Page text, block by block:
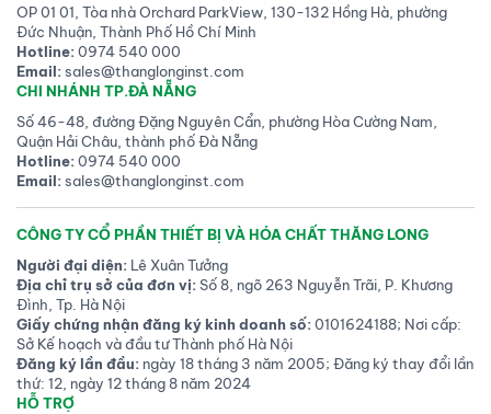
OP 01 01, Tòa nhà Orchard ParkView, 130-132 Hồng Hà, phường
Đức Nhuận, Thành Phố Hồ Chí Minh
Hotline:0974 540 000
Email:sales@thanglonginst.com
CHI NHÁNH TP.ĐÀ NẴNG
Số 46-48, đường Đặng Nguyên Cẩn, phường Hòa Cường Nam,
Quận Hải Châu, thành phố Đà Nẵng
Hotline:0974 540 000
Email:sales@thanglonginst.com
CÔNG TY CỔ PHẦN THIẾT BỊ VÀ HÓA CHẤT THĂNG LONG
Người đại diện: Lê Xuân Tưởng
Địa chỉ trụ sở của đơn vị:Số 8, ngõ 263 Nguyễn Trãi, P. Khương
Đình, Tp. Hà Nội
Giấy chứng nhận đăng ký kinh doanh số:0101624188; Nơi cấp:
Sở Kế hoạch và đầu tư Thành phố Hà Nội
Đăng ký lần đầu: ngày 18 tháng 3 năm 2005; Đăng ký thay đổi lần
thứ: 12, ngày 12 tháng 8 năm 2024
HỖ TRỢ